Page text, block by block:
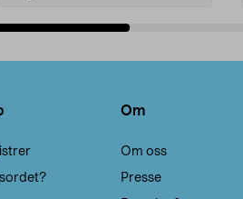
Om
Om oss
Presse